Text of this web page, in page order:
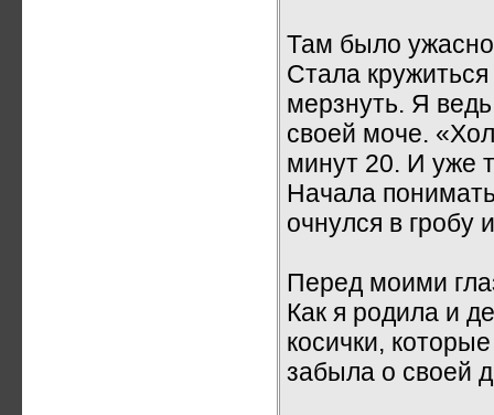
Там было
Стала
мерзнуть. Я
своей моче.
минут 20. И уже
Начала
очнулся в гробу
Перед моими
Как я родила и
косички,
забыла о своей